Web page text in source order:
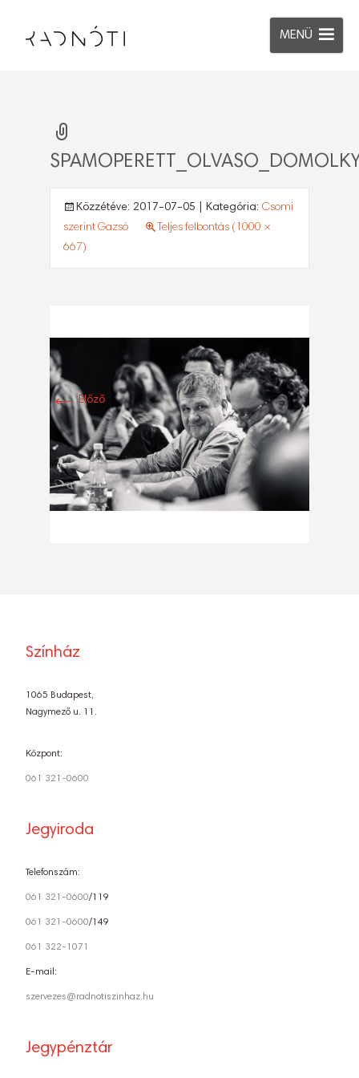
MENÜ
Közzétéve: 2017-07-05 | Kategória: Csomi
szerint Gazsó
Teljes felbontás (1000 ×
667)
←Előző
Színház
1065 Budapest,
Nagymező u. 11.
Központ:
061 321-0600
Jegyiroda
Telefonszám:
061 321-0600/119
061 321-0600/149
061 322-1071
E-mail:
szervezes@radnotiszinhaz.hu
Jegypénztár